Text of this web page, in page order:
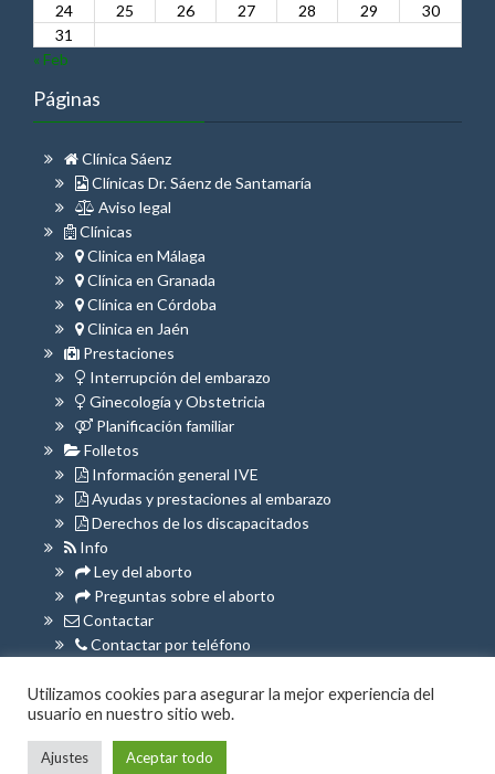
24
25 26 27 28 29
30
31
« Feb
Páginas
Clínica Sáenz
Clínicas Dr. Sáenz de Santamaría
Aviso legal
Clínicas
Clinica en Málaga
Clínica en Granada
Clínica en Córdoba
Clinica en Jaén
Prestaciones
Interrupción del embarazo
Ginecología y Obstetricia
Planificación familiar
Folletos
Información general IVE
Ayudas y prestaciones al embarazo
Derechos de los discapacitados
Info
Ley del aborto
Preguntas sobre el aborto
Contactar
Contactar por teléfono
© 2026 Clínica Sáenz |
Theme:Amazica
ThemeFarmer
Utilizamos cookies para asegurar la mejor experiencia del
usuario en nuestro sitio web.
Ajustes Aceptar todo